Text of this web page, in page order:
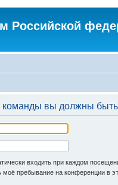
Российской
вы должны
входить при каждом
моё пребывание на конференции в